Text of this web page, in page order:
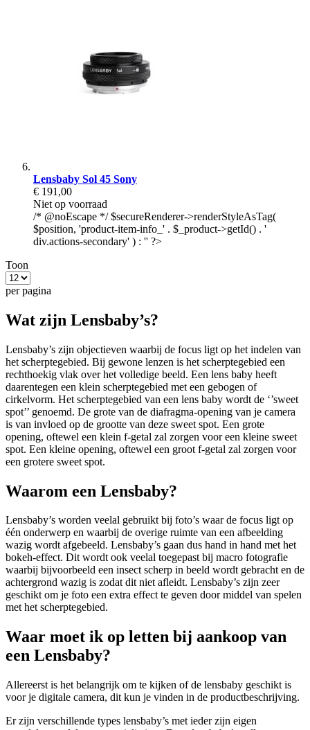
Lensbaby Sol 45 Sony
€ 191,00
Niet op voorraad
/* @noEscape */ $secureRenderer->renderStyleAsTag(
$position, 'product-item-info_' . $_product->getId() . '
div.actions-secondary' ) : '' ?>
Toon
per pagina
Wat zijn Lensbaby’s?
Lensbaby’s zijn objectieven waarbij de focus ligt op het indelen van
het scherptegebied. Bij gewone lenzen is het scherptegebied een
rechthoekig vlak over het volledige beeld. Een lens baby heeft
daarentegen een klein scherptegebied met een gebogen of
cirkelvorm. Het scherptegebied van een lens baby wordt de ‘’sweet
spot’’ genoemd. De grote van de diafragma-opening van je camera
is van invloed op de grootte van deze sweet spot. Een grote
opening, oftewel een klein f-getal zal zorgen voor een kleine sweet
spot. Een kleine opening, oftewel een groot f-getal zal zorgen voor
een grotere sweet spot.
Waarom een Lensbaby?
Lensbaby’s worden veelal gebruikt bij foto’s waar de focus ligt op
één onderwerp en waarbij de overige ruimte van een afbeelding
wazig wordt afgebeeld. Lensbaby’s gaan dus hand in hand met het
bokeh-effect. Dit wordt ook veelal toegepast bij macro fotografie
waarbij bijvoorbeeld een insect scherp in beeld wordt gebracht en de
achtergrond wazig is zodat dit niet afleidt. Lensbaby’s zijn zeer
geschikt om je foto een extra effect te geven door middel van spelen
met het scherptegebied.
Waar moet ik op letten bij aankoop van
een Lensbaby?
Allereerst is het belangrijk om te kijken of de lensbaby geschikt is
voor je digitale camera, dit kun je vinden in de productbeschrijving.
Er zijn verschillende types lensbaby’s met ieder zijn eigen